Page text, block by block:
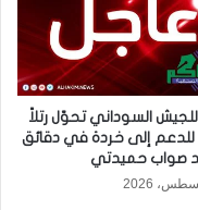
للجيش السوداني تحوّل رتلاً
للدعم إلى خردة في دقائق
صواب حميدتي